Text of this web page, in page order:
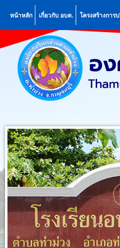
หน้าหลัก เกี่ยวกับ อบต. โครงสร้างการ